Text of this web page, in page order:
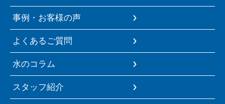
事例・お客様の声
よくあるご質問
水のコラム
スタッフ紹介